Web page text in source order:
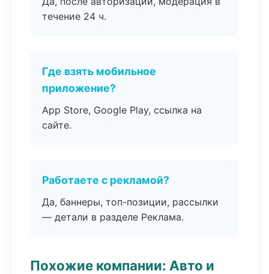
течение 24 ч.
Где взять мобильное
приложение?
App Store, Google Play, ссылка на
сайте.
Работаете с рекламой?
Да, баннеры, топ-позиции, рассылки
— детали в разделе Реклама.
Похожие компании: Авто и